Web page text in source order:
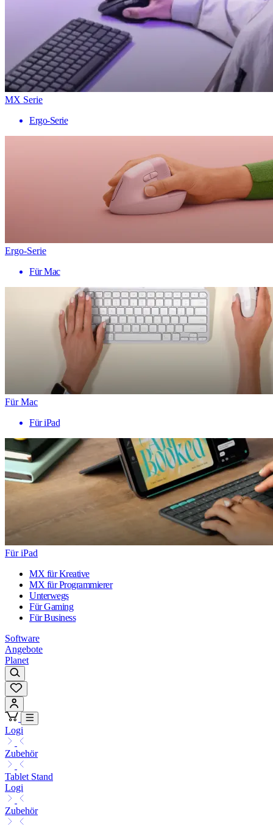
MX Serie
Ergo-Serie
Ergo-Serie
Für Mac
Für Mac
Für iPad
Für iPad
MX für Kreative
MX für Programmierer
Unterwegs
Für Gaming
Für Business
Software
Angebote
Planet
Logi
Zubehör
Tablet Stand
Logi
Zubehör